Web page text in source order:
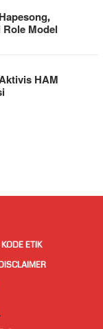
Model
HAM
KODE ETIK